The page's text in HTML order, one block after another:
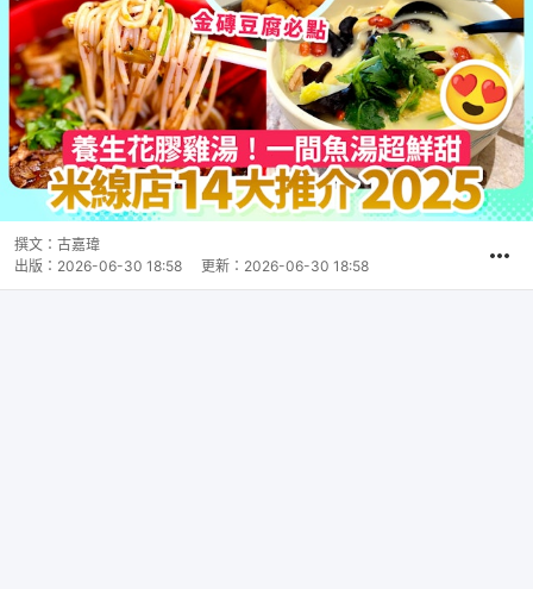
撰文： 古嘉瑋
出版： 2026-06-30 18:58 更新： 2026-06-30 18:58